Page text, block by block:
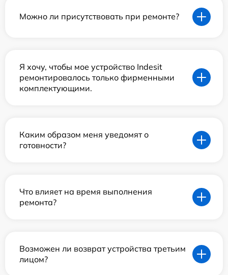
Можно ли присутствовать при ремонте?
Я хочу, чтобы мое устройство Indesit
ремонтировалось только фирменными
комплектующими.
Каким образом меня уведомят о
готовности?
Что влияет на время выполнения
ремонта?
Возможен ли возврат устройства третьим
лицом?